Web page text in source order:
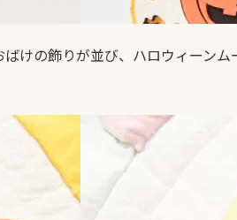
けの飾りが並び、ハロウィーンム